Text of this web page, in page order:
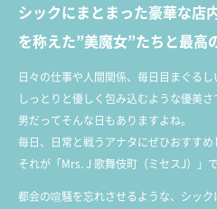
シックにまとまった豪華な店
を称えた”美魔女”たちと最高
日々の仕事や人間関係、毎日目まぐる
しっとりと優しく包み込むような優美
男だってそんな日もありますよね。
毎日、日常と戦うアナタにぜひおすすめ
それが「Mrs. J 歌舞伎町（ミセスJ）」
都会の喧騒を忘れさせるような、シッ